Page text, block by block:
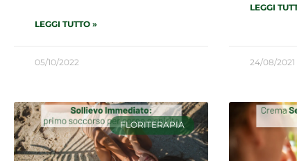
LEGGI TUTTO »
05/10/2022
LEGGI
24/08/2021
FLORITERAPIA